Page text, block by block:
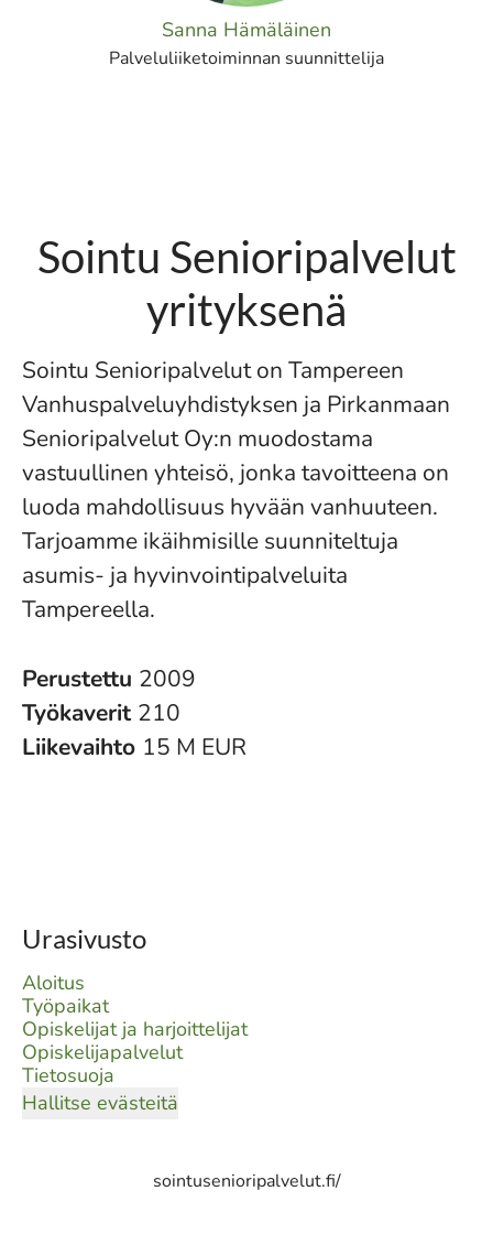
Sanna Hämäläinen
Palveluliiketoiminnan suunnittelija
Sointu Senioripalvelut
yrityksenä
Sointu Senioripalvelut on Tampereen
Vanhuspalveluyhdistyksen ja Pirkanmaan
Senioripalvelut Oy:n muodostama
vastuullinen yhteisö, jonka tavoitteena on
luoda mahdollisuus hyvään vanhuuteen.
Tarjoamme ikäihmisille suunniteltuja
asumis- ja hyvinvointipalveluita
Tampereella.
Perustettu 2009
Työkaverit 210
Liikevaihto 15 M EUR
Urasivusto
Aloitus
Työpaikat
Opiskelijat ja harjoittelijat
Opiskelijapalvelut
Tietosuoja
Hallitse evästeitä
sointusenioripalvelut.fi/